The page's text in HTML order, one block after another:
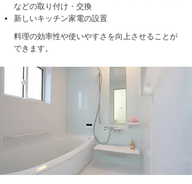
などの取り付け・交換
新しいキッチン家電の設置
料理の効率性や使いやすさを向上させることが
できます。